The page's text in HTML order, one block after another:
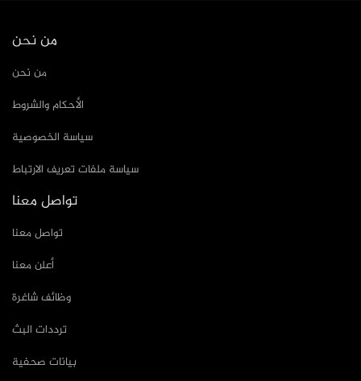
من نحن
من نحن
الأحكام والشروط
سياسة الخصوصية
سياسة ملفات تعريف الارتباط
تواصل معنا
تواصل معنا
أعلن معنا
وظائف شاغرة
ترددات البث
بيانات صحفية